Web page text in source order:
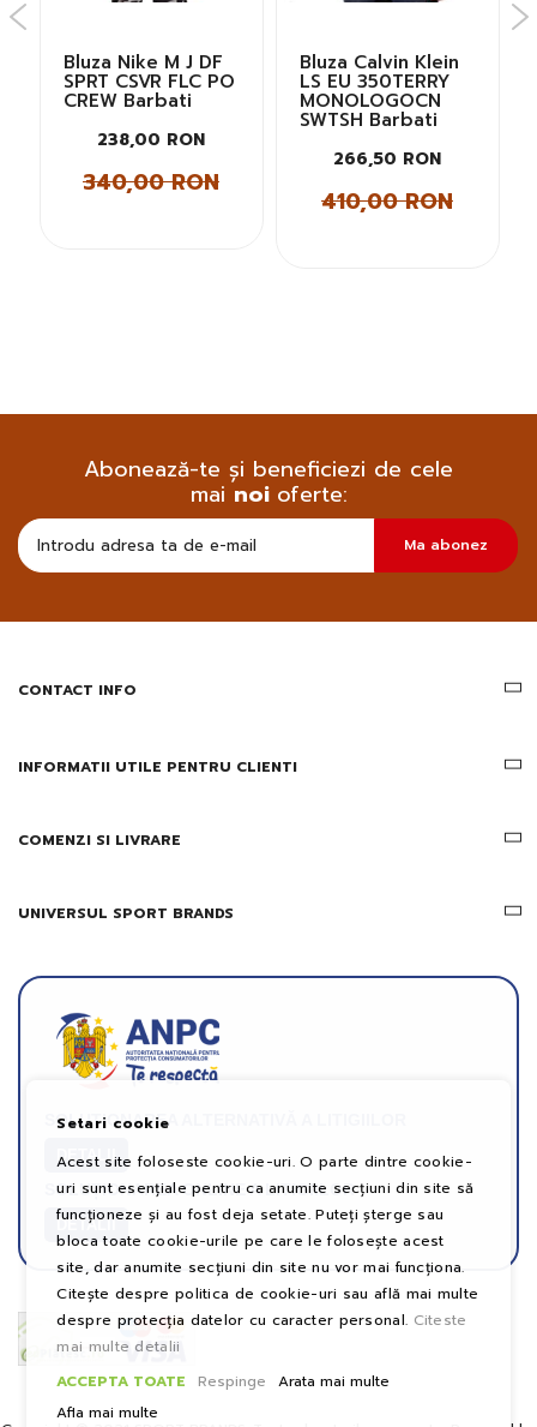
Bluza Nike M J DF
SPRT CSVR FLC PO
CREW Barbati
238,00 RON
340,00 RON
Bluza Calvin Klein
LS EU 350TERRY
MONOLOGOCN
SWTSH Barbati
266,50 RON
410,00 RON
Abonează-te și beneficiezi de cele
mainoi oferte:
sa
primesc
informatii
Ma abonez
CONTACT INFO
INFORMATII UTILE PENTRU CLIENTI
COMENZI SI LIVRARE
UNIVERSUL SPORT BRANDS
SOLUȚIONAREA ALTERNATIVĂ A LITIGIILOR
DETALII
SOLUȚIONAREA ONLINE A LITIGIILOR
DETALII
Setari cookie
Acest site foloseste cookie-uri. O parte dintre cookie-
uri sunt esențiale pentru ca anumite secțiuni din site să
funcționeze și au fost deja setate. Puteți șterge sau
bloca toate cookie-urile pe care le folosește acest
site, dar anumite secțiuni din site nu vor mai funcționa.
Citește despre politica de cookie-uri sau află mai multe
despre protecția datelor cu caracter personal. Citeste
mai multe detalii
ACCEPTA TOATE
Respinge
Arata mai multe
Afla mai multe